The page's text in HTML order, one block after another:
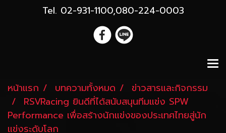
Tel. 02-931-1100,080-224-0003
หน้าแรก บทความทั้งหมด
ข่าวสารและกิจกรรม
RSVRacing ยินดีที่ได้สนับสนุนทีมแข่ง SPW
Performance เพื่อสร้างนักแข่งของประเทศไทยสู่นัก
แข่งระดับโลก